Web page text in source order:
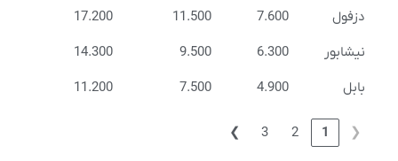
دزفول
7.600
11.500
17.200
نیشابور
6.300
9.500
14.300
بابل
4.900
7.500
11.200
❮
1
2
3
❯